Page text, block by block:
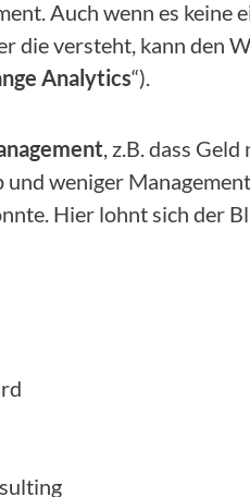
Auch wenn es keine
die versteht, kann den
Analytics“).
, z.B. dass
weniger
Hier lohnt sich der